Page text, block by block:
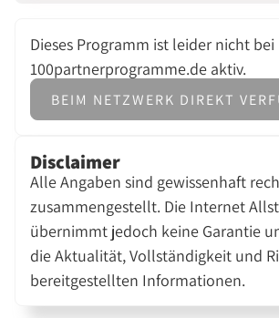
Dieses Programm ist leider nicht bei
100partnerprogramme.de aktiv.
BEIM NETZWERK DIREKT
Disclaimer
Alle Angaben sind gewissenhaft
zusammengestellt. Die Internet
übernimmt jedoch keine Garantie
die Aktualität, Vollständigkeit und
bereitgestellten Informationen.